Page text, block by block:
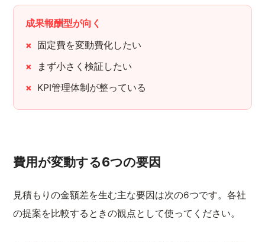
成果報酬型が向く
固定費を変動費化したい
まず小さく検証したい
KPI管理体制が整っている
費用が変動する6つの要因
見積もりの金額差を生む主な要因は次の6つです。各社
の提案を比較するときの観点として使ってください。